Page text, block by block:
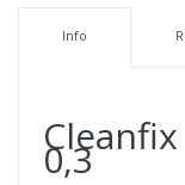
Info
0,3